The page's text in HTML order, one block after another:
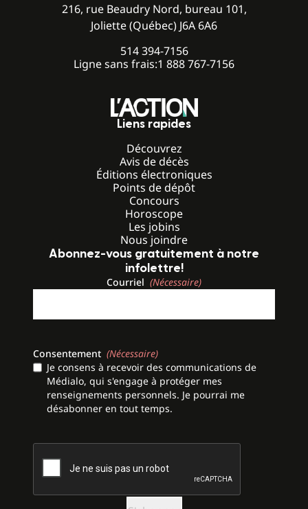
216, rue Beaudry Nord, bureau 101,
Joliette (Québec) J6A 6A6
514 394-7156
Ligne sans frais:1 888 767-7156
Liens rapides
Découvrez
Avis de décès
Éditions électroniques
Points de dépôt
Concours
Horoscope
Les jobins
Nous joindre
Abonnez-vous gratuitement à notre
infolettre!
Courriel (Nécessaire)
Consentement (Nécessaire)
Je consens à recevoir des communications de
Médialo, qui s'engage à protéger mes
renseignements personnels. Je pourrai me
désabonner en tout temps.
CAPTCHA